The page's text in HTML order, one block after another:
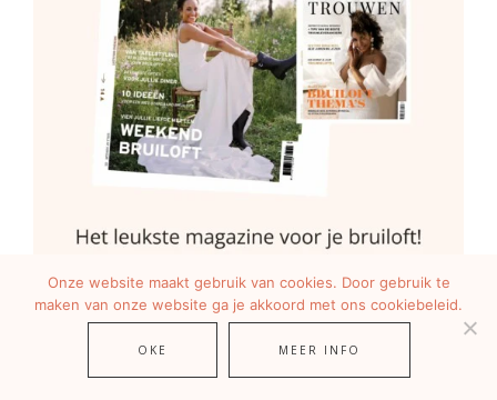
Onze website maakt gebruik van cookies. Door gebruik te
maken van onze website ga je akkoord met ons cookiebeleid.
OKE MEER INFO